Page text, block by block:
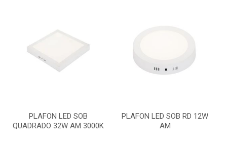
PLAFON LED SOB
QUADRADO 32W AM 3000K
PLAFON LED SOB RD 12W
AM